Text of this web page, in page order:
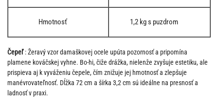
Hmotnosť 1,2 kg s puzdrom
Čepeľ: Žeravý vzor damaškovej ocele upúta pozornosť a pripomína
plamene kováčskej vyhne. Bo-hi, čiže drážka, nielenže zvyšuje estetiku, ale
prispieva aj k vyváženiu čepele, čím znižuje jej hmotnosť a zlepšuje
manévrovateľnosť. Dĺžka 72 cm a šírka 3,2 cm sú ideálne na presnosť a
ladnosť v praxi.